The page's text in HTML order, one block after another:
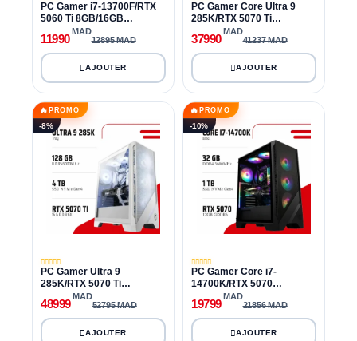
PC Gamer i7-13700F/RTX
5060 Ti 8GB/16GB
DDR4/512GB SSD
11990
MAD
12895 MAD
PC Gamer Core Ultra 9
285K/RTX 5070 Ti
16GB/64GB DDR5/4TB
SSD
37990
MAD
41237 MAD
🔥 PROMO
-8%
PC Gamer Ultra 9
285K/RTX 5070 Ti
16GB/128GB DDR5/4TB
SSD
48999
MAD
52795 MAD
🔥 PROMO
-10%
PC Gamer Core i7-
14700K/RTX 5070
12GB/32GB DDR4/1TB
SSD
19799
MAD
21856 MAD